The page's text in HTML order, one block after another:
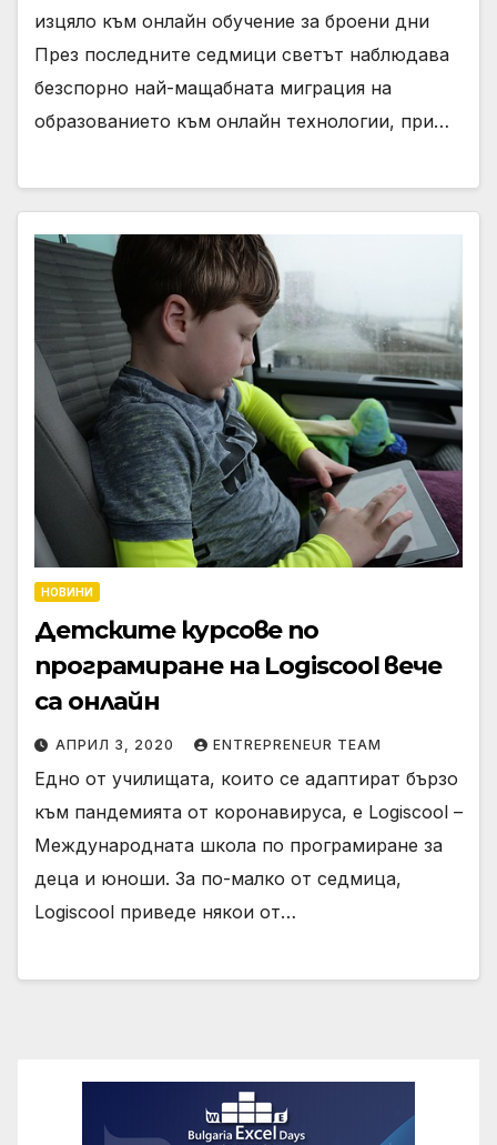
изцяло към онлайн обучение за броени дни
През последните седмици светът наблюдава
безспорно най-мащабната миграция на
образованието към онлайн технологии, при…
НОВИНИ
Детските курсове по
програмиране на Logiscool вече
са онлайн
АПРИЛ 3, 2020 ENTREPRENEUR TEAM
Едно от училищата, които се адаптират бързо
към пандемията от коронавируса, е Logiscool –
Международната школа по програмиране за
деца и юноши. За по-малко от седмица,
Logiscool приведе някои от…